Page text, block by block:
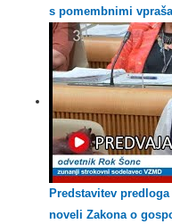
s pomembnimi
Predstavitev
noveli Zakona o